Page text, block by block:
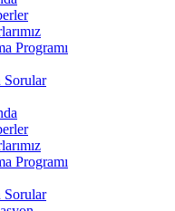
Programı
Sorular
Programı
Sorular